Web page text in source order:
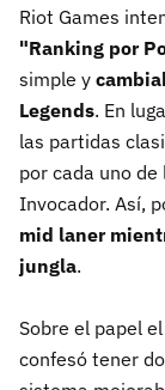
Riot Games
"Ranking por
simple y
Legends. En
las partidas
por cada uno
Invocador. Así,
mid laner
jungla.
Sobre el papel
confesó tener